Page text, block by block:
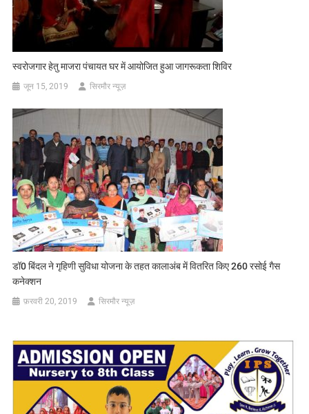
स्वरोजगार हेतु माजरा पंचायत घर में आयोजित हुआ जागरूकता शिविर
जून 15, 2019 सिरमौर न्यूज़
डॉ0 बिंदल ने गृहिणी सुविधा योजना के तहत कालाअंब में वितरित किए 260 रसोई गैस
कनेक्शन
फ़रवरी 20, 2019 सिरमौर न्यूज़